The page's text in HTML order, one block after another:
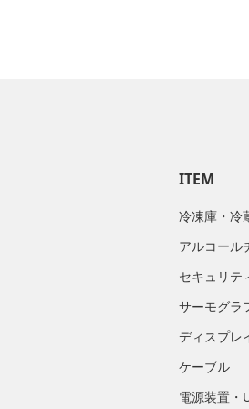
ITEM
冷凍庫・冷
アルコール
セキュリテ
サーモグラ
ディスプレ
ケーブル
電源装置・